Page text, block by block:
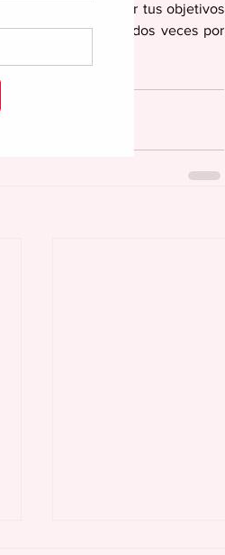
para lograr tus objetivos
sólo una o dos veces por